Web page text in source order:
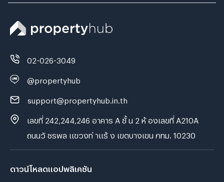
02-026-3049
@propertyhub
support@propertyhub.in.th
เลขที่ 242,244,246 อาคาร A ชั้ น 2 ห้ องเลขที่ A210A
ถนนวั ชรพล แขวงท่ าแร้ ง เขตบางเขน กทม. 10230
ดาวน์โหลดแอปพลิเคชัน